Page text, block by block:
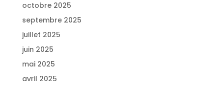
octobre 2025
septembre 2025
juillet 2025
juin 2025
mai 2025
avril 2025